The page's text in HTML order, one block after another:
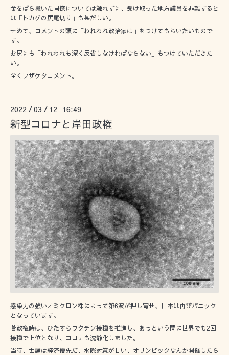
金をばら撒いた同僚については触れずに、受け取った地方議員を非難すると
は「トカゲの尻尾切り」も甚だしい。
せめて、コメントの頭に「われわれ政治家は」をつけてもらいたいもので
す。
お尻にも「われわれも深く反省しなければならない」もつけていただきた
い。
全くフザケタコメント。
2022 /03 / 12 16:49
新型コロナと岸田政権
感染力の強いオミクロン株によって第6波が押し寄せ、日本は再びパニック
となっています。
菅政権時は、ひたすらワクチン接種を推進し、あっという間に世界でも2回
接種で上位となり、コロナも沈静化しました。
当時、世論は経済優先だ、水際対策が甘い、オリンピックなんか開催したら